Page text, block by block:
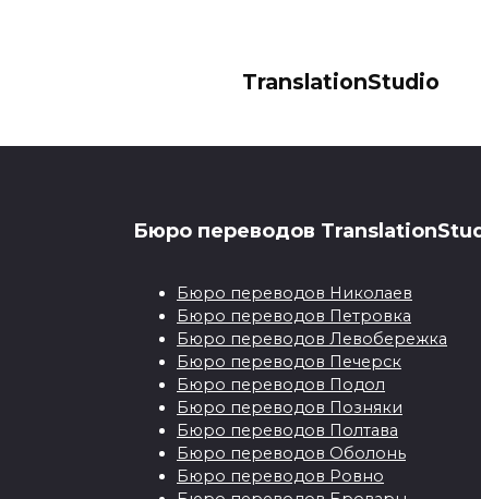
TranslationStudio
Нотариальный
перевод
документов с
польского на
украинский: что
нужно знать?
Все большей
Бюро переводов
Бюро переводов Николаев
Бюро переводов Петровка
Бюро переводов Левобережка
Бюро переводов Печерск
Бюро переводов Подол
Бюро переводов Позняки
Бюро переводов Полтава
Бюро переводов Оболонь
Бюро переводов Ровно